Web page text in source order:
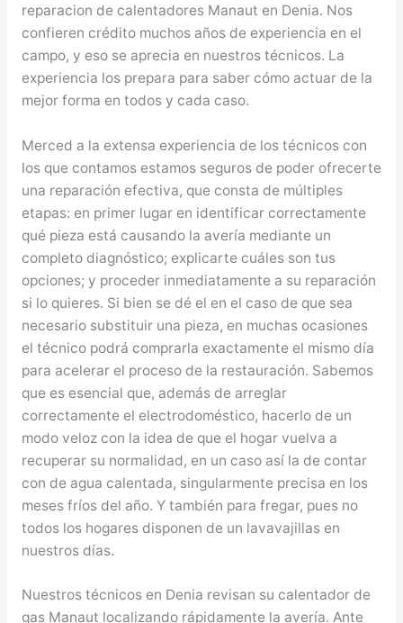
reparacion de calentadores Manaut en Denia. Nos
confieren crédito muchos años de experiencia en el
campo, y eso se aprecia en nuestros técnicos. La
experiencia los prepara para saber cómo actuar de la
mejor forma en todos y cada caso.
Merced a la extensa experiencia de los técnicos con
los que contamos estamos seguros de poder ofrecerte
una reparación efectiva, que consta de múltiples
etapas: en primer lugar en identificar correctamente
qué pieza está causando la avería mediante un
completo diagnóstico; explicarte cuáles son tus
opciones; y proceder inmediatamente a su reparación
si lo quieres. Si bien se dé el en el caso de que sea
necesario substituir una pieza, en muchas ocasiones
el técnico podrá comprarla exactamente el mismo día
para acelerar el proceso de la restauración. Sabemos
que es esencial que, además de arreglar
correctamente el electrodoméstico, hacerlo de un
modo veloz con la idea de que el hogar vuelva a
recuperar su normalidad, en un caso así la de contar
con de agua calentada, singularmente precisa en los
meses fríos del año. Y también para fregar, pues no
todos los hogares disponen de un lavavajillas en
nuestros días.
Nuestros técnicos en Denia revisan su calentador de
gas Manaut localizando rápidamente la avería. Ante